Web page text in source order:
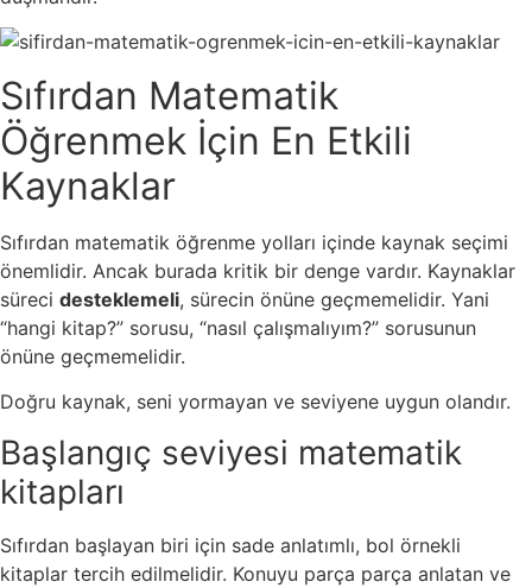
Sıfırdan Matematik
Öğrenmek İçin En Etkili
Kaynaklar
Sıfırdan matematik öğrenme yolları içinde kaynak seçimi
önemlidir. Ancak burada kritik bir denge vardır. Kaynaklar
süreci desteklemeli, sürecin önüne geçmemelidir. Yani
“hangi kitap?” sorusu, “nasıl çalışmalıyım?” sorusunun
önüne geçmemelidir.
Doğru kaynak, seni yormayan ve seviyene uygun olandır.
Başlangıç seviyesi matematik
kitapları
Sıfırdan başlayan biri için sade anlatımlı, bol örnekli
kitaplar tercih edilmelidir. Konuyu parça parça anlatan ve